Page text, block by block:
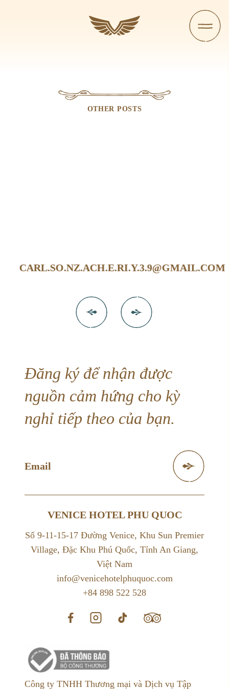
OTHER POSTS
CARL.SO.NZ.ACH.E.RI.Y.3.9@GMAIL.COM
Đăng ký để nhận được
nguồn cảm hứng cho kỳ
nghỉ tiếp theo của bạn.
VENICE HOTEL PHU QUOC
Số 9-11-15-17 Đường Venice, Khu Sun Premier
Village, Đặc Khu Phú Quốc, Tỉnh An Giang,
Việt Nam
info@venicehotelphuquoc.com
+84 898 522 528
Công ty TNHH Thương mại và Dịch vụ Tập